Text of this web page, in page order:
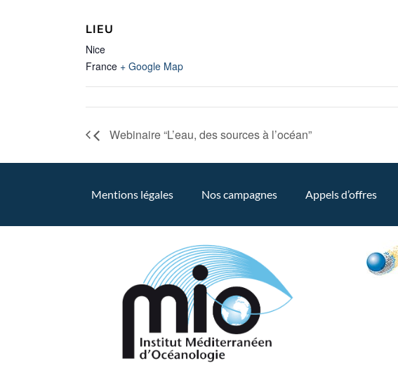
LIEU
Nice
France + Google Map
Webinaire “L’eau, des sources à l’océan”
Mentions légales Nos campagnes Appels d’offres